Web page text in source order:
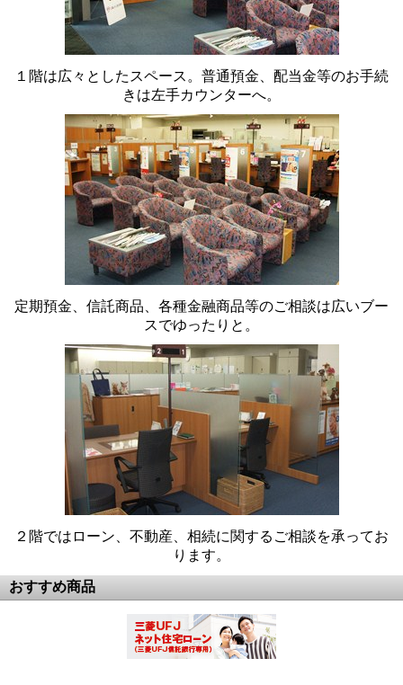
１階は広々としたスペース。普通預金、配当金等のお手続
きは左手カウンターへ。
定期預金、信託商品、各種金融商品等のご相談は広いブー
スでゆったりと。
２階ではローン、不動産、相続に関するご相談を承ってお
ります。
おすすめ商品